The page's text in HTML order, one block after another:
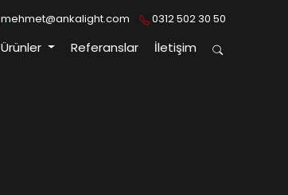
mehmet@ankalight.com 0312 502 30 50
Ürünler Referanslar İletişim